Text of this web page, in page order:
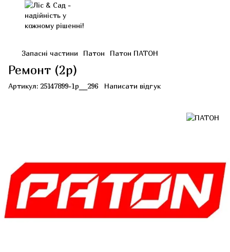
Запасні частини Патон Патон ПАТОН
Ремонт (2р)
Артикул: 25147899-1р__296 Написати відгук